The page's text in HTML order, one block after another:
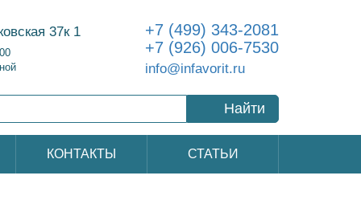
37к 1
+7 (499) 343-2081
+7 (926) 006-7530
info@infavorit.ru
Найти
КОНТАКТЫ СТАТЬИ